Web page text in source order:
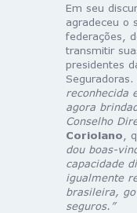
Em seu
agradeceu o
federações,
transmitir
presidentes
Seguradoras.
reconhecida
agora
Conselho
Coriolano ,
dou boas-
capacidade
igualmente
brasileira,
seguros.”